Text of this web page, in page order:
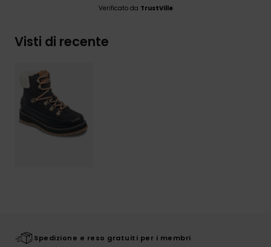
Verificato da TrustVille
Visti di recente
Spedizione e reso gratuiti per i membri